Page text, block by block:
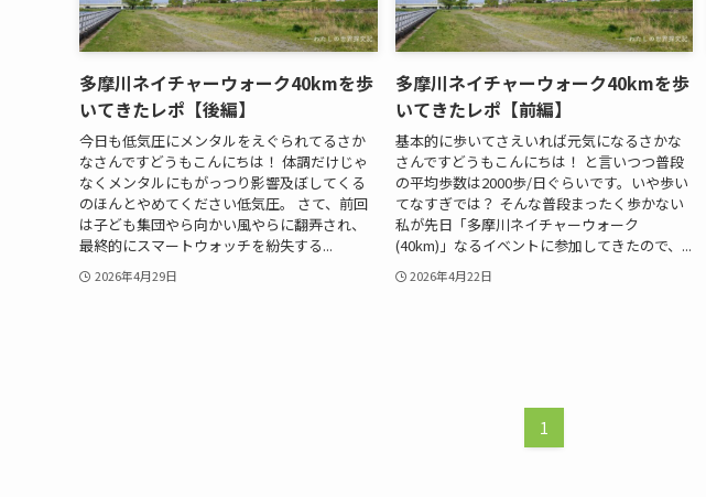
多摩川ネイチャーウォーク40kmを歩
いてきたレポ【後編】
今日も低気圧にメンタルをえぐられてるさか
なさんですどうもこんにちは！ 体調だけじゃ
なくメンタルにもがっつり影響及ぼしてくる
のほんとやめてください低気圧。 さて、前回
は子ども集団やら向かい風やらに翻弄され、
最終的にスマートウォッチを紛失する...
2026年4月29日
多摩川ネイチャーウォーク40kmを歩
いてきたレポ【前編】
基本的に歩いてさえいれば元気になるさかな
さんですどうもこんにちは！ と言いつつ普段
の平均歩数は2000歩/日ぐらいです。いや歩い
てなすぎでは？ そんな普段まったく歩かない
私が先日「多摩川ネイチャーウォーク
(40km)」なるイベントに参加してきたので、...
2026年4月22日
1